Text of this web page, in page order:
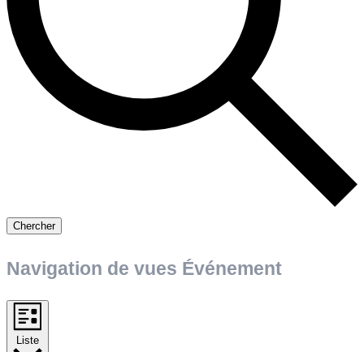
Chercher
Navigation de vues Événement
Liste